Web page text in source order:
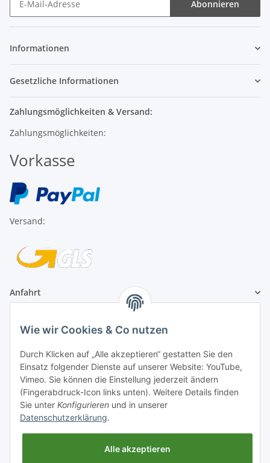
Gesetzliche Informationen
Zahlungsmöglichkeiten & Versand:
Zahlungsmöglichkeiten:
Vorkasse
Versand:
registrierter Partner:
Wie wir Cookies & Co nutzen
Durch Klicken auf „Alle akzeptieren“ gestatten Sie den
Einsatz folgender Dienste auf unserer Website: YouTube,
Vimeo. Sie können die Einstellung jederzeit ändern
(Fingerabdruck-Icon links unten). Weitere Details finden
Sie unter Konfigurieren und in unserer
Datenschutzerklärung.
Alle akzeptieren